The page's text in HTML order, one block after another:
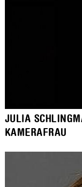
JULIA
KAMERAFRAU